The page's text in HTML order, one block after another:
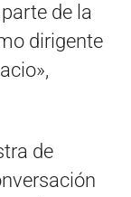
de la
dirigente
de